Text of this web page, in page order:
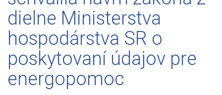
dielne Ministerstva
hospodárstva SR o
poskytovaní údajov pre
energopomoc